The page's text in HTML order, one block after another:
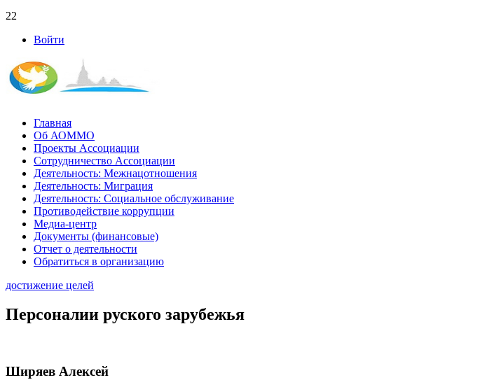
22
Войти
Главная
Об АОММО
Проекты Ассоциации
Сотрудничество Ассоциации
Деятельность: Межнацотношения
Деятельность: Миграция
Деятельность: Социальное обслуживание
Противодействие коррупции
Медиа-центр
Документы (финансовые)
Отчет о деятельности
Обратиться в организацию
достижение целей
Персоналии руского зарубежья
Ширяев Алексей